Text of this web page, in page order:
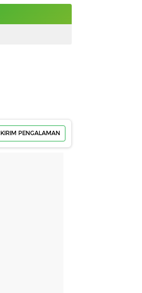
KIRIM PENGALAMAN